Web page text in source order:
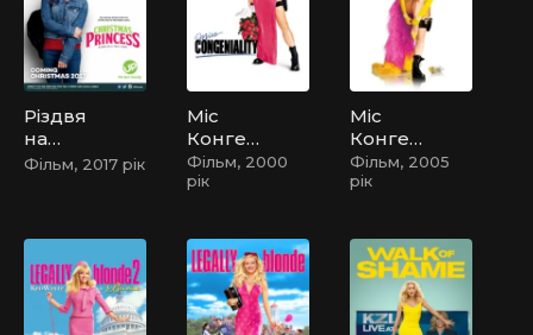
Різдвя
на
принц
Фільм, 2017 рік
Міс
Конген
іальніст
ь
Фільм, 2000
рік
Міс
Конген
іальніст
ь 2:
легенд
арна
Фільм, 2005
рік